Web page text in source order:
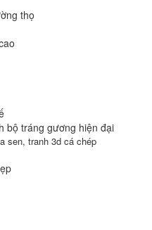
bộ tráng gương hiện đại
sen, tranh 3d cá chép